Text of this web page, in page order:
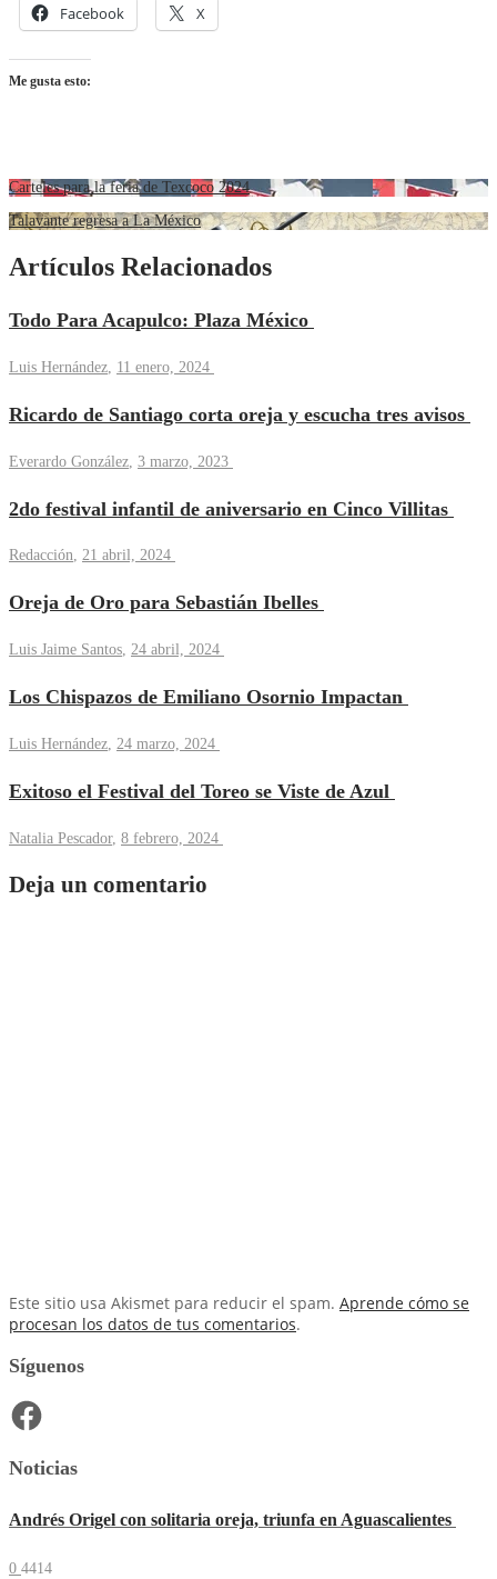
Facebook X
Me gusta esto:
Carteles para la feria de Texcoco 2024
Talavante regresa a La México
Artículos Relacionados
Todo Para Acapulco: Plaza México
Luis Hernández 11 enero, 2024
Ricardo de Santiago corta oreja y escucha tres avisos
Everardo González 3 marzo, 2023
2do festival infantil de aniversario en Cinco Villitas
Redacción, 21 abril, 2024
Oreja de Oro para Sebastián Ibelles
Luis Jaime Santos, 24 abril, 2024
Los Chispazos de Emiliano Osornio Impactan
Luis Hernández, 24 marzo, 2024
Exitoso el Festival del Toreo se Viste de Azul
Natalia Pescador, 8 febrero, 2024
Deja un comentario
Este sitio usa Akismet para reducir el spam. Aprende cómo se
procesan los datos de tus comentarios.
Síguenos
Facebook
Noticias
Andrés Origel con solitaria oreja, triunfa en Aguascalientes
0 4414